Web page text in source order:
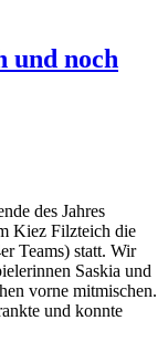
und noch
des Jahres
Kiez Filzteich die
Teams) statt. Wir
Saskia und
vorne mitmischen.
und konnte